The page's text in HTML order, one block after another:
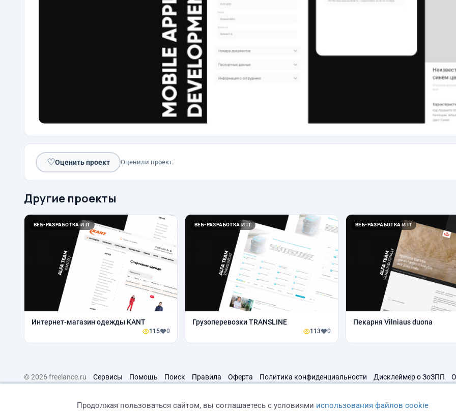
♡Оценить проект Оценили проект:
Другие проекты
ВЕБ-РАЗРАБОТКА И IT
Интернет-магазин одежды KANT
115 0
ВЕБ-РАЗРАБОТКА И IT
Грузоперевозки TRANSLINE
113 0
ВЕБ-РАЗРАБОТКА И IT
Пекарня Vilniaus duona
© 2026 freelance.ru Сервисы Помощь Поиск Правила Оферта Политика конфиденциальности Дисклеймер о ЗоЗПП
Продолжая пользоваться сайтом, вы соглашаетесь с условиями использования файлов cookie